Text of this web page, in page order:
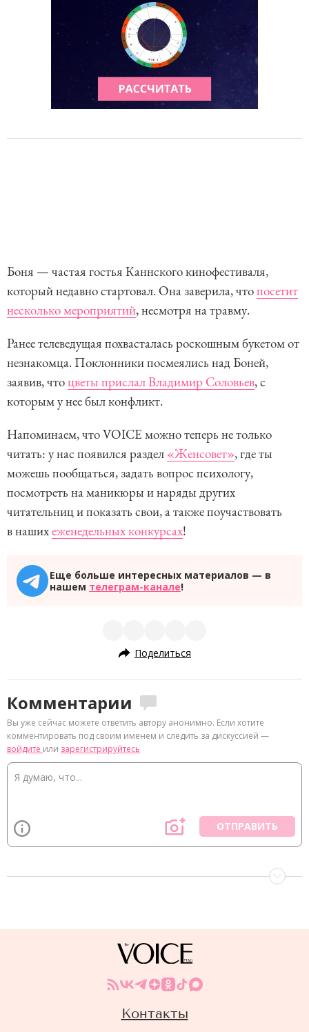
Боня — частая гостья Каннского кинофестиваля,
который недавно стартовал. Она заверила, чтопосетит
несколько мероприятий, несмотря на травму.
Ранее телеведущая похвасталась роскошным букетом от
незнакомца. Поклонники посмеялись над Боней,
заявив, чтоцветы прислал Владимир Соловьев, с
которым у нее был конфликт.
Напоминаем, что VOICE можно теперь не только
читать: у нас появился раздел «Женсовет», где ты
можешь пообщаться, задать вопрос психологу,
посмотреть на маникюры и наряды других
читательниц и показать свои, а также поучаствовать
в нашихеженедельных конкурсах!
Еще больше интересных материалов — в
нашем телеграм-канале!
Поделиться
Комментарии
Вы уже сейчас можете ответить автору анонимно. Если хотите
комментировать под своим именем и следить за дискуссией —
войдите или зарегистрируйтесь
ОТПРАВИТЬ
Контакты